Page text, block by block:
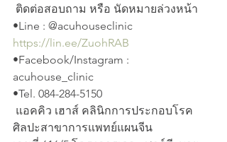
ติดต่อสอบถาม หรือ นัดหมายล่วงหน้า
•Line : @acuhouseclinic
https://lin.ee/ZuohRAB
•Facebook/Instagram :
acuhouse_clinic
•Tel. 084-284-5150
ศิลปะสาขาการแพทย์แผนจีน